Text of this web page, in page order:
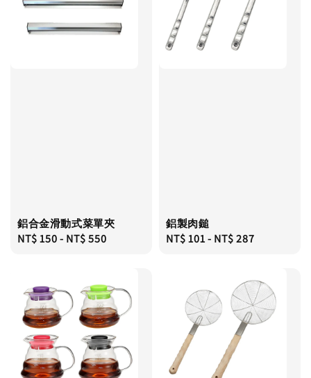
鋁合金滑動式菜單夾
Regular
NT$ 150- NT$ 550
鋁製肉鎚
Regular
NT$ 101- NT$ 287